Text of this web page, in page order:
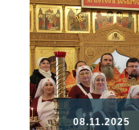
08.11.2025